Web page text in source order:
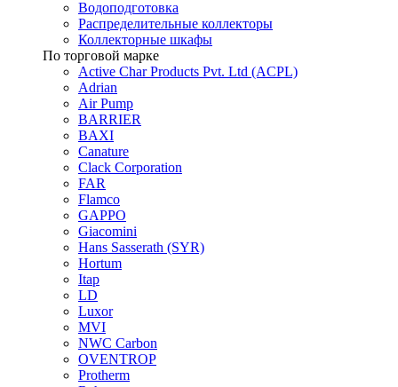
Водоподготовка
Распределительные коллекторы
Коллекторные шкафы
По торговой марке
Active Char Products Pvt. Ltd (ACPL)
Adrian
Air Pump
BARRIER
BAXI
Canature
Clack Corporation
FAR
Flamco
GAPPO
Giacomini
Hans Sasserath (SYR)
Hortum
Itap
LD
Luxor
MVI
NWC Carbon
OVENTROP
Protherm